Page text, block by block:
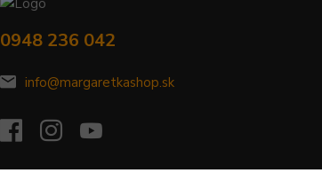
0948 236 042
info@margaretkashop.sk